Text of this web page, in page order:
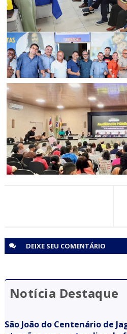
CICOM Senhor do Bonfim
ligações atendidas em 2026
REGIÃO DE JAGUARARI
Secretária da Saúde se reúne
novo modelo assistencial do
Monteiro, em Senhor do Bonfim
DEIXE SEU COMENTÁRIO
Notícia Destaque
São João do Centenário de